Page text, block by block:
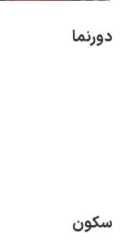
دورنما
سکون